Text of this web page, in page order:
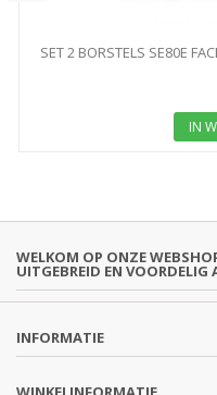
SET 2 BORSTELS SE80E
IN
WELKOM OP ONZE
UITGEBREID EN VOORDELIG
INFORMATIE